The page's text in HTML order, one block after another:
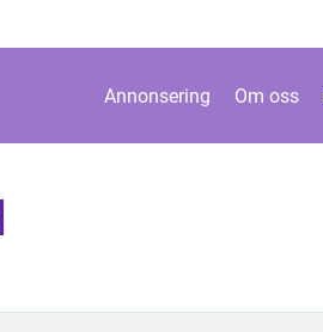
Annonsering Om oss